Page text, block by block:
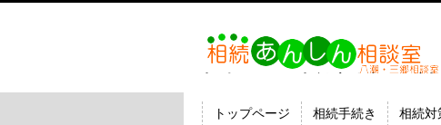
続手続 名義変更 遺言なら埼玉県
の司法書士法人ひびき
トップページ 相続手続き 相続対